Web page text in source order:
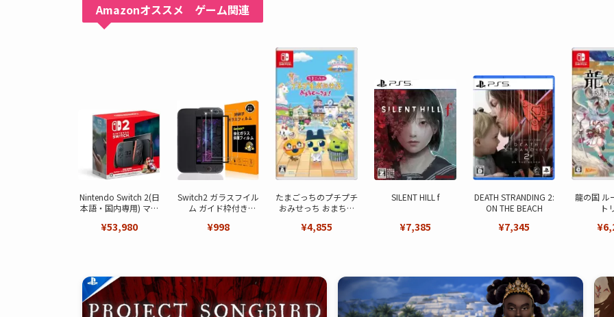
Amazonオススメ ゲーム関連
Nintendo Switch 2(日
本語・国内専用) マリ
ット
¥53,980
Switch2 ガラスフイル
ム ガイド枠付き
ット 日本旭硝子製-高
¥998
たまごっちのプチプチ
おみせっち おまちど
¥4,855
SILENT HILL f
¥7,385
DEATH STRANDING 2:
ON THE BEACH
¥7,345
龍の国 ル
ト